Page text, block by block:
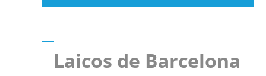
Laicos de Barcelona